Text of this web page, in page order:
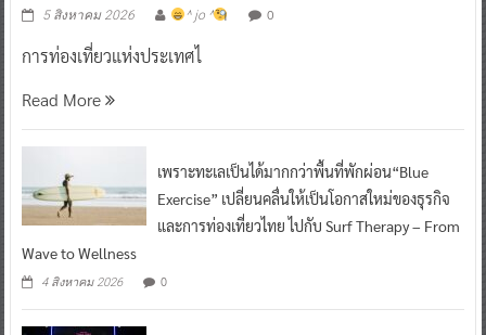
5 สิงหาคม 2026 ^ jo ^ 0
การท่องเที่ยวแห่งประเทศไ
Read More
เพราะทะเลเป็นได้มากกว่าพื้นที่พักผ่อน“Blue
Exercise” เปลี่ยนคลื่นให้เป็นโอกาสใหม่ของธุรกิจ
และการท่องเที่ยวไทย ไปกับ Surf Therapy – From
Wave to Wellness
4 สิงหาคม 2026 0